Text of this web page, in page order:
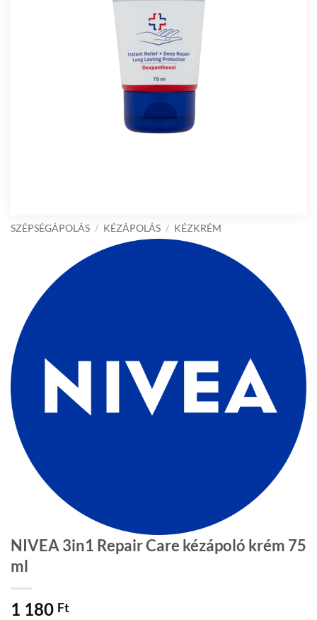
SZÉPSÉGÁPOLÁS / KÉZÁPOLÁS / KÉZKRÉM
NIVEA 3in1 Repair Care kézápoló krém 75
ml
1 180 Ft